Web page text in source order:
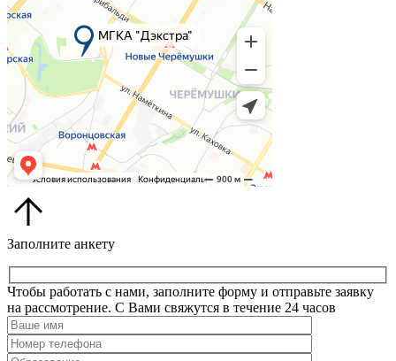
Заполните анкету
Чтобы работать с нами, заполните форму и отправьте заявку
на рассмотрение. С Вами свяжутся в течение 24 часов